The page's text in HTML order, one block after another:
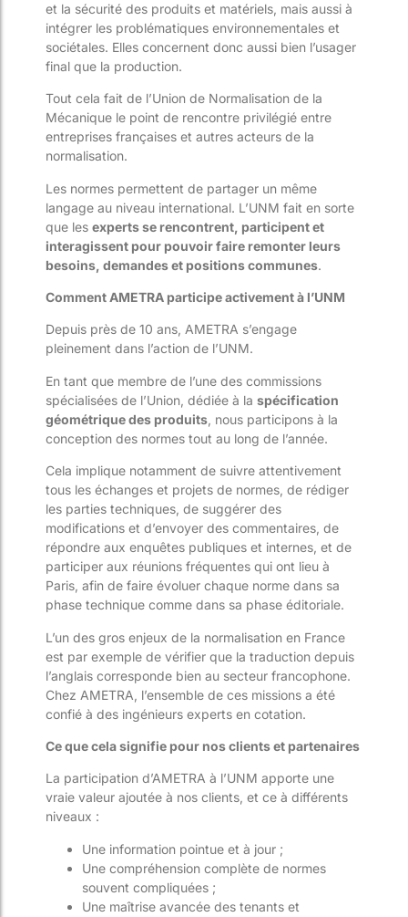
et la sécurité des produits et matériels, mais aussi à
intégrer les problématiques environnementales et
sociétales. Elles concernent donc aussi bien l’usager
final que la production.
Tout cela fait de l’Union de Normalisation de la
Mécanique le point de rencontre privilégié entre
entreprises françaises et autres acteurs de la
normalisation.
Les normes permettent de partager un même
langage au niveau international. L’UNM fait en sorte
que les experts se rencontrent, participent et
interagissent pour pouvoir faire remonter leurs
besoins, demandes et positions communes.
Comment AMETRA participe activement à l’UNM
Depuis près de 10 ans, AMETRA s’engage
pleinement dans l’action de l’UNM.
En tant que membre de l’une des commissions
spécialisées de l’Union, dédiée à la spécification
géométrique des produits , nous participons à la
conception des normes tout au long de l’année.
Cela implique notamment de suivre attentivement
tous les échanges et projets de normes, de rédiger
les parties techniques, de suggérer des
modifications et d’envoyer des commentaires, de
répondre aux enquêtes publiques et internes, et de
participer aux réunions fréquentes qui ont lieu à
Paris, afin de faire évoluer chaque norme dans sa
phase technique comme dans sa phase éditoriale.
L’un des gros enjeux de la normalisation en France
est par exemple de vérifier que la traduction depuis
l’anglais corresponde bien au secteur francophone.
Chez AMETRA, l’ensemble de ces missions a été
confié à des ingénieurs experts en cotation.
Ce que cela signifie pour nos clients et partenaires
La participation d’AMETRA à l’UNM apporte une
vraie valeur ajoutée à nos clients, et ce à différents
niveaux :
Une information pointue et à jour ;
Une compréhension complète de normes
souvent compliquées ;
Une maîtrise avancée des tenants et